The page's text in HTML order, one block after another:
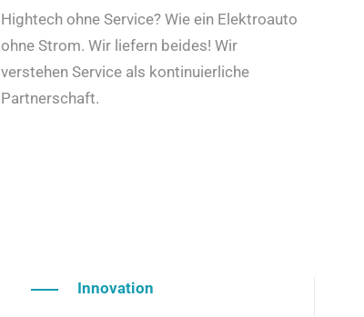
Hightech ohne Service? Wie ein Elektroauto
ohne Strom. Wir liefern beides! Wir
verstehen Service als kontinuierliche
Partnerschaft.
Innovation